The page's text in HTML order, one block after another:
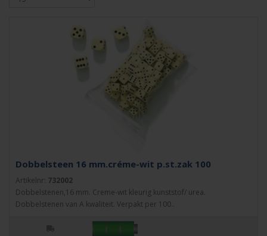
Dobbelsteen 16 mm.créme-wit p.st.zak 100
Artikelnr: 732002
Dobbelstenen,16 mm. Creme-wit kleurig kunststof/ urea.
Dobbelstenen van A kwaliteit. Verpakt per 100..